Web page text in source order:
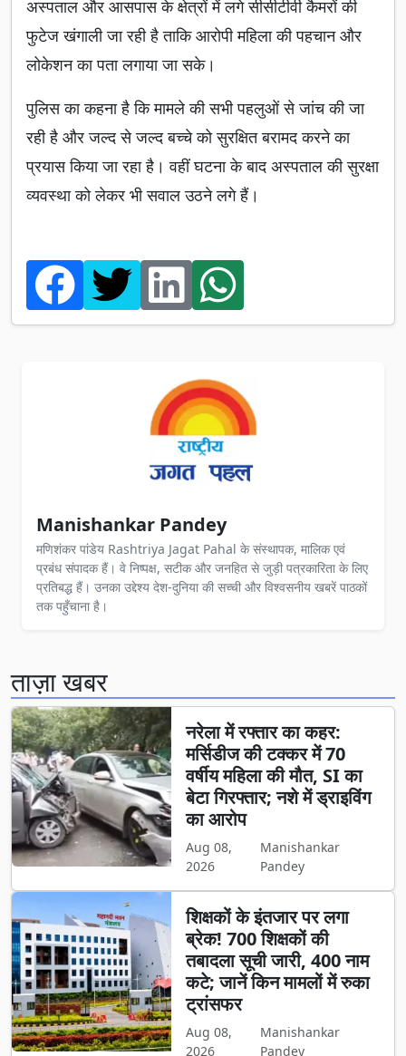
अस्पताल और आसपास के क्षेत्रों में लगे सीसीटीवी कैमरों की
फुटेज खंगाली जा रही है ताकि आरोपी महिला की पहचान और
लोकेशन का पता लगाया जा सके।
पुलिस का कहना है कि मामले की सभी पहलुओं से जांच की जा
रही है और जल्द से जल्द बच्चे को सुरक्षित बरामद करने का
प्रयास किया जा रहा है। वहीं घटना के बाद अस्पताल की सुरक्षा
व्यवस्था को लेकर भी सवाल उठने लगे हैं।
Manishankar Pandey
मणिशंकर पांडेय Rashtriya Jagat Pahal के संस्थापक, मालिक एवं
प्रबंध संपादक हैं। वे निष्पक्ष, सटीक और जनहित से जुड़ी पत्रकारिता के लिए
प्रतिबद्ध हैं। उनका उद्देश्य देश-दुनिया की सच्ची और विश्वसनीय खबरें पाठकों
तक पहुँचाना है।
ताज़ा खबर
नरेला में रफ्तार का कहर:
मर्सिडीज की टक्कर में 70
वर्षीय महिला की मौत, SI का
बेटा गिरफ्तार; नशे में ड्राइविंग
का आरोप
Aug 08,
2026
Manishankar
Pandey
शिक्षकों के इंतजार पर लगा
ब्रेक! 700 शिक्षकों की
तबादला सूची जारी, 400 नाम
कटे; जानें किन मामलों में रुका
ट्रांसफर
Aug 08,
2026
Manishankar
Pandey